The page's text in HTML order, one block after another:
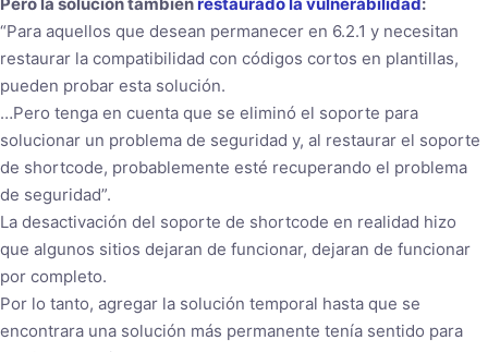
“Para aquellos que desean permanecer en 6.2.1 y necesitan
restaurar la compatibilidad con códigos cortos en plantillas,
pueden probar esta solución.
…Pero tenga en cuenta que se eliminó el soporte para
solucionar un problema de seguridad y, al restaurar el soporte
de shortcode, probablemente esté recuperando el problema
de seguridad”.
La desactivación del soporte de shortcode en realidad hizo
que algunos sitios dejaran de funcionar, dejaran de funcionar
por completo.
Por lo tanto, agregar la solución temporal hasta que se
encontrara una solución más permanente tenía sentido para